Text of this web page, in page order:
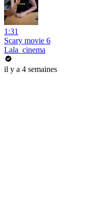
1:31
Scary movie 6
Lala_cinema
il y a 4 semaines